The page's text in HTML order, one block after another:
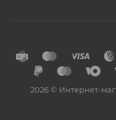
2026 © Интернет-